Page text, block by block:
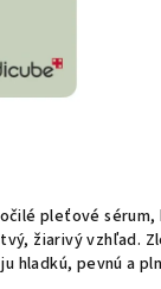
pleťové
žiarivý vzhľad.
hladkú, pevnú a